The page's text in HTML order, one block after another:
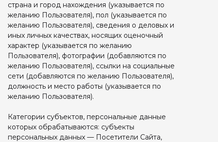
страна и город нахождения (указывается по
желанию Пользователя), пол (указывается по
желанию Пользователя), сведения о деловых и
иных личных качествах, носящих оценочный
характер (указывается по желанию
Пользователя), фотографии (добавляются по
желанию Пользователя), ссылки на социальные
сети (добавляются по желанию Пользователя),
должность и место работы (указывается по
желанию Пользователя).
Категории субъектов, персональные данные
которых обрабатываются: субъекты
персональных данных — Посетители Сайта,